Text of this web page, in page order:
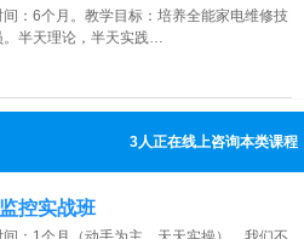
间：6个月。教学目标：培养全能家电维修技
。半天理论，半天实践…
3人正在线上咨询本类课程
控实战班